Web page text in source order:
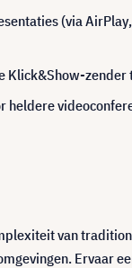
(via
Klick&Show-zender
van
Ervaar